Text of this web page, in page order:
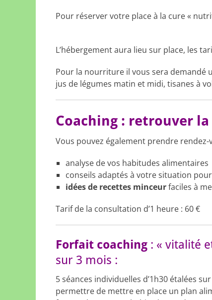
Pour réserver votre place à la cure «
L’hébergement aura lieu sur place, les
Pour la nourriture il vous sera
jus de légumes matin et midi, tisanes à
Coaching : retrouver
Vous pouvez également prendre
analyse de vos habitudes alimentaires
conseils adaptés à votre situation pour
idées de recettes minceurfaciles à
Tarif de la consultation d’1 heure : 60 €
Forfait coaching : « vitalité
sur 3 mois :
5 séances individuelles d’1h30 étalées
permettre de mettre en place un plan